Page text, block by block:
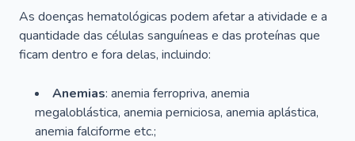
As doenças hematológicas podem afetar a atividade e a
quantidade das células sanguíneas e das proteínas que
ficam dentro e fora delas, incluindo:
Anemias: anemia ferropriva, anemia
megaloblástica, anemia perniciosa, anemia aplástica,
anemia falciforme etc.;